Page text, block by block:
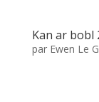
Kan ar bobl
par Ewen Le